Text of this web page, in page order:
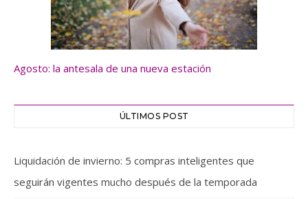
Agosto: la antesala de una nueva estación
ÚLTIMOS POST
Liquidación de invierno: 5 compras inteligentes que
seguirán vigentes mucho después de la temporada